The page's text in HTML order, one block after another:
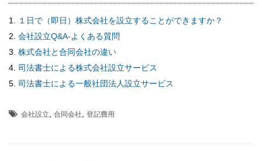
１日で（即日）株式会社を設立することができますか？
会社設立Q&A-よくある質問
株式会社と合同会社の違い
司法書士による株式会社設立サービス
司法書士による一般社団法人設立サービス
会社設立, 合同会社, 登記費用